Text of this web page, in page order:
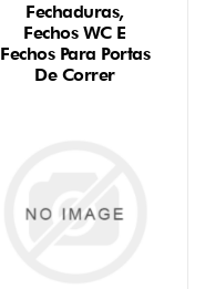
Fechaduras,
Fechos WC E
Fechos Para Portas
De Correr